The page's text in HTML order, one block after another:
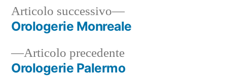
Navigazione
articoli
Articolo precedenteArticolo
precedente:
Orologerie Palermo
Articolo successivo
Articolo
successivo:
Orologerie Monreale